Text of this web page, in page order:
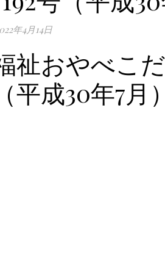
年4月14日
祉おやべこ
（平成30年7月）